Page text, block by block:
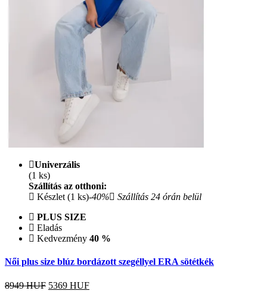
Univerzális
(1 ks)
Szállítás az otthoni:
Készlet (1 ks)-40%
Szállítás 24 órán belül
PLUS SIZE
Eladás
Kedvezmény 40 %
Női plus size blúz bordázott szegéllyel ERA sötétkék
8949 HUF 5369 HUF